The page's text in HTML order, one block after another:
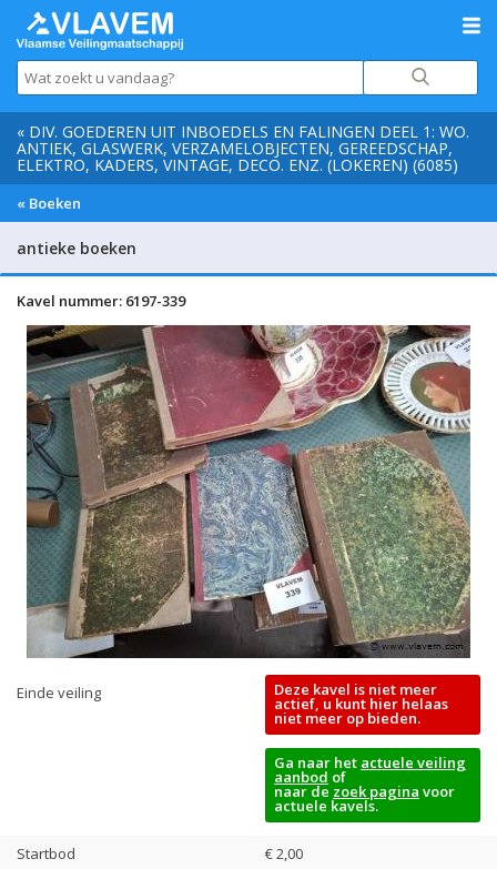
« DIV. GOEDEREN UIT INBOEDELS EN FALINGEN DEEL 1: WO.
ANTIEK, GLASWERK, VERZAMELOBJECTEN, GEREEDSCHAP,
ELEKTRO, KADERS, VINTAGE, DECO. ENZ. (LOKEREN) (6085)
« Boeken
antieke boeken
Kavel nummer: 6197-339
Einde veiling Deze kavel is niet meer
actief, u kunt hier helaas
niet meer op bieden.
Ga naar het actuele veiling
aanbod of
naar de zoek pagina voor
actuele kavels.
Startbod
€ 2,00